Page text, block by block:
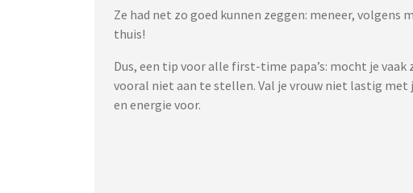
Ze had net zo goed kunnen zeggen: meneer,
thuis!
Dus, een tip voor alle first-time papa’s: mocht je
vooral niet aan te stellen. Val je vrouw niet lastig met
en energie voor.